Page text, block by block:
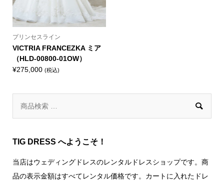
プリンセスライン
VICTRIA FRANCEZKA ミア
（HLD-00800-01OW）
¥275,000 (税込)

TIG DRESS へようこそ！
当店はウェディングドレスのレンタルドレスショップです。商
品の表示金額はすべてレンタル価格です。カートに入れたドレ